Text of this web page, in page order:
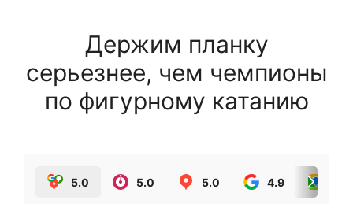
Держим планку
серьезнее, чем чемпионы
по фигурному катанию
5.0 5.0 5.0 4.9